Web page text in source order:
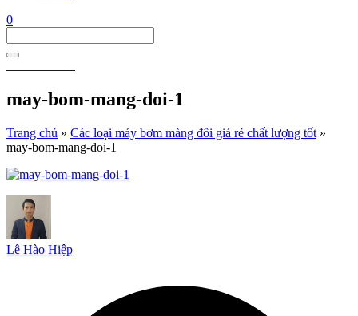
0
may-bom-mang-doi-1
Trang chủ » Các loại máy bơm màng đôi giá rẻ chất lượng tốt »
may-bom-mang-doi-1
Lê Hào Hiệp